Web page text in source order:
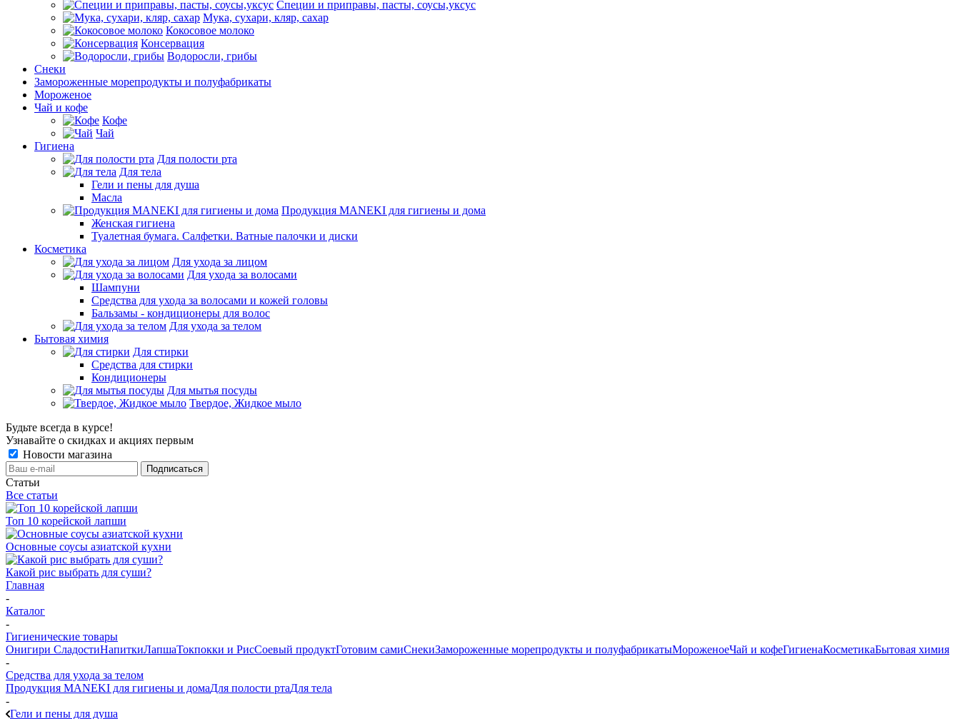
Специи и приправы, пасты, соусы,уксус
Мука, сухари, кляр, сахар
Кокосовое молоко
Консервация
Водоросли, грибы
Снеки
Замороженные морепродукты и полуфабрикаты
Мороженое
Чай и кофе
Кофе
Чай
Гигиена
Для полости рта
Для тела
Гели и пены для душа
Масла
Продукция MANEKI для гигиены и дома
Женская гигиена
Туалетная бумага. Салфетки. Ватные палочки и диски
Косметика
Для ухода за лицом
Для ухода за волосами
Шампуни
Средства для ухода за волосами и кожей головы
Бальзамы - кондиционеры для волос
Для ухода за телом
Бытовая химия
Для стирки
Средства для стирки
Кондиционеры
Для мытья посуды
Твердое, Жидкое мыло
Будьте всегда в курсе!
Узнавайте о скидках и акциях первым
Новости магазина
Статьи
Все статьи
Топ 10 корейской лапши
Основные соусы азиатской кухни
Какой рис выбрать для суши?
Главная
-
Каталог
-
Гигиенические товары
Онигири СладостиНапиткиЛапшаТокпокки и РисСоевый продуктГотовим самиСнекиЗамороженные морепродукты и полуфабрикатыМороженоеЧай и кофеГигиенаКосметикаБытовая химия
-
Средства для ухода за телом
Продукция MANEKI для гигиены и домаДля полости ртаДля тела
-
Гели и пены для душа